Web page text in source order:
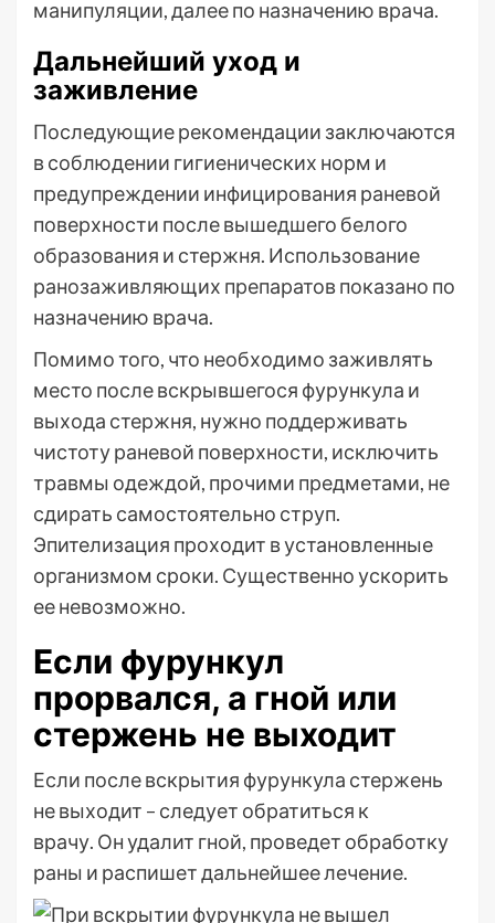
манипуляции, далее по назначению врача.
Дальнейший уход и
заживление
Последующие рекомендации заключаются
в соблюдении гигиенических норм и
предупреждении инфицирования раневой
поверхности после вышедшего белого
образования и стержня. Использование
ранозаживляющих препаратов показано по
назначению врача.
Помимо того, что необходимо заживлять
место после вскрывшегося фурункула и
выхода стержня, нужно поддерживать
чистоту раневой поверхности, исключить
травмы одеждой, прочими предметами, не
сдирать самостоятельно струп.
Эпителизация проходит в установленные
организмом сроки. Существенно ускорить
ее невозможно.
Если фурункул
прорвался, а гной или
стержень не выходит
Если после вскрытия фурункула стержень
не выходит – следует обратиться к
врачу. Он удалит гной, проведет обработку
раны и распишет дальнейшее лечение.